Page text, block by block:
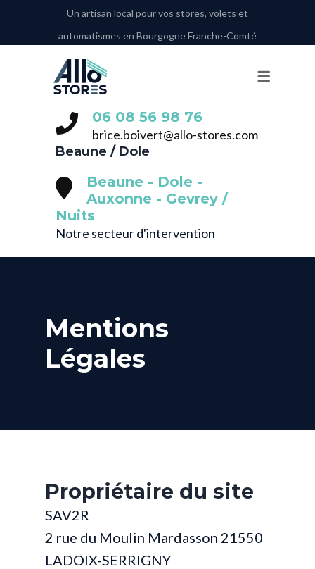
NOS PRESTATIONS
VOLETS ROULANTS
STORES INTÉRIEURS
PORTE DE GARAGE
AUTOMATISMES
Un artisan local pour vos stores, volets et
automatismes en Bourgogne Franche-Comté
06 08 56 98 76‬
brice.boivert@allo-stores.com
Beaune / Dole
Beaune - Dole -
Auxonne - Gevrey /
Nuits
Notre secteur d'intervention
Mentions
Légales
Propriétaire du site
SAV2R
2 rue du Moulin Mardasson 21550
LADOIX-SERRIGNY